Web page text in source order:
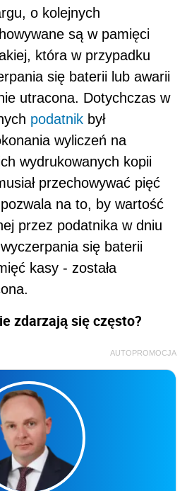
o kolejnych
są w pamięci
która w przypadku
się baterii lub awarii
utracona. Dotychczas w
podatnik był
wyliczeń na
wydrukowanych kopii
przechowywać pięć
na to, by wartość
przez podatnika w dniu
się baterii
kasy - została
zdarzają się często?
AUTOPROMOCJA